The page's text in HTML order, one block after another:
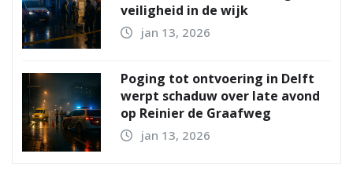
veiligheid in de wijk
jan 13, 2026
Poging tot ontvoering in Delft
werpt schaduw over late avond
op Reinier de Graafweg
jan 13, 2026